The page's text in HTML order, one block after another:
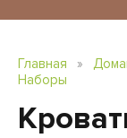
Главная »
Наборы